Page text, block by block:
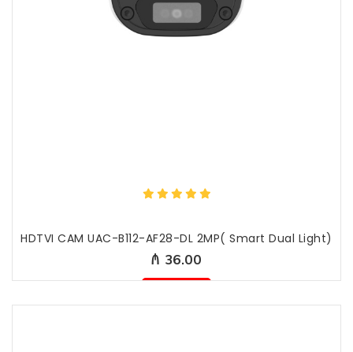
HDTVI CAM UAC-B112-AF28-DL 2MP( Smart Dual Light)
₼ 36.00
Mövcud deyil